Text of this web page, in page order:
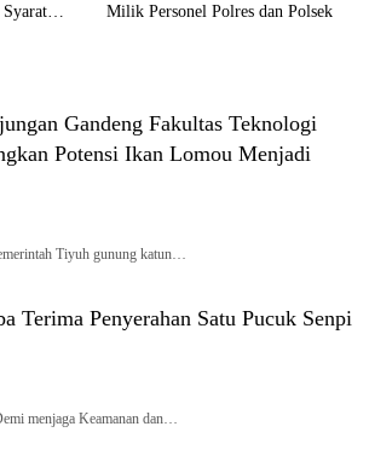
Milik Personel Polres dan Polsek
Gandeng Fakultas Teknologi
Potensi Ikan Lomou Menjadi
Tiyuh gunung katun…
Terima Penyerahan Satu Pucuk Senpi
menjaga Keamanan dan…